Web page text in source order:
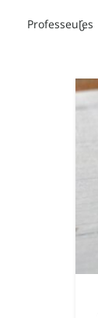
Professeur·es